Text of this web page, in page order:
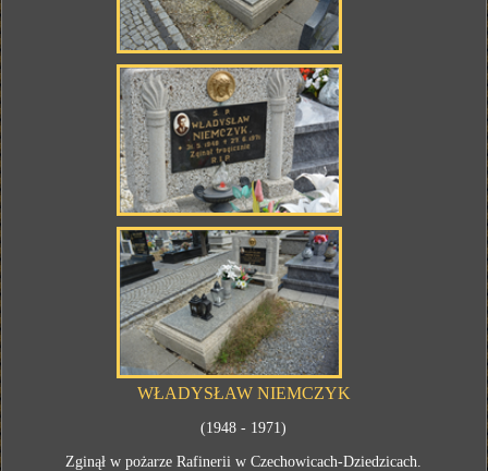
WŁADYSŁAW NIEMCZYK
(1948 - 1971)
Zginął w pożarze Rafinerii w Czechowicach-Dziedzicach.